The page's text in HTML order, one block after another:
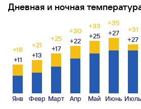
Дневная и ночная
+18
+11
Янв
+21
+13
Февр
+25
+17
Март
+30
+22
Апр
+33
+25
Май
+35
+27
Июнь
+31
+27
Июль